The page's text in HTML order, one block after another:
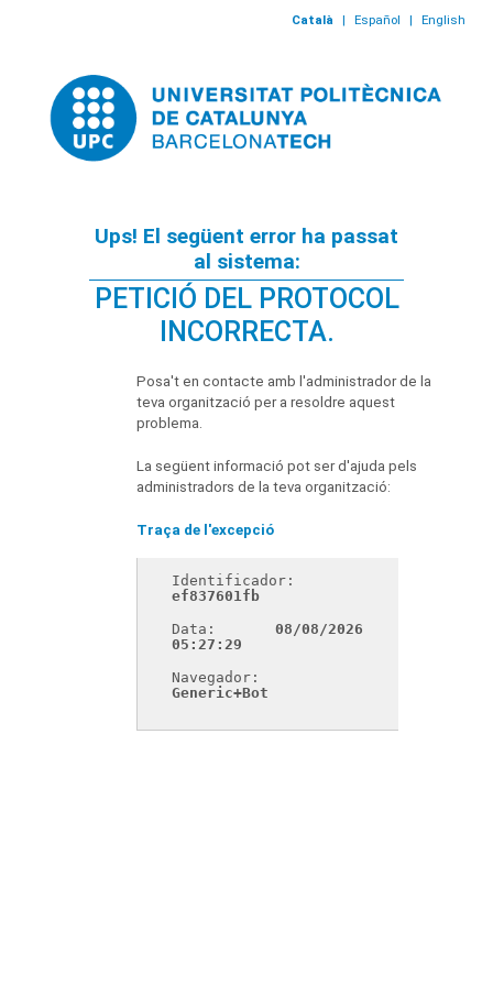
Català | Español | English
Ups! El següent error ha passat
al sistema:
PETICIÓ DEL PROTOCOL
INCORRECTA.
Posa't en contacte amb l'administrador de la
teva organització per a resoldre aquest
problema.
La següent informació pot ser d'ajuda pels
administradors de la teva organització:
Traça de l'excepció
ef837601fb
Data:
08/08/2026
05:27:29
Generic+Bot